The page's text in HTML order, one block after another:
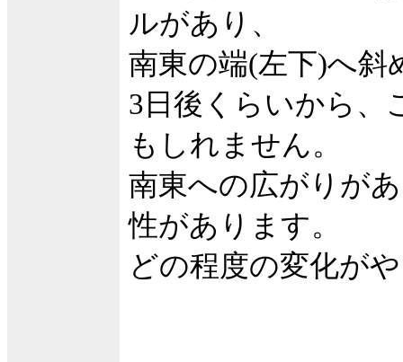
ルがあり、
南東の端(左下)へ斜
3日後くらいから、
もしれません。
南東への広がりが
性があります。
どの程度の変化が